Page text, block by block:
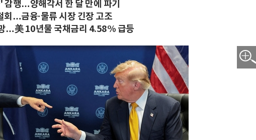
감행…양해각서 한 달 만에 파기
회…금융·물류 시장 긴장 고조
…美 10년물 국채금리 4.58% 급등